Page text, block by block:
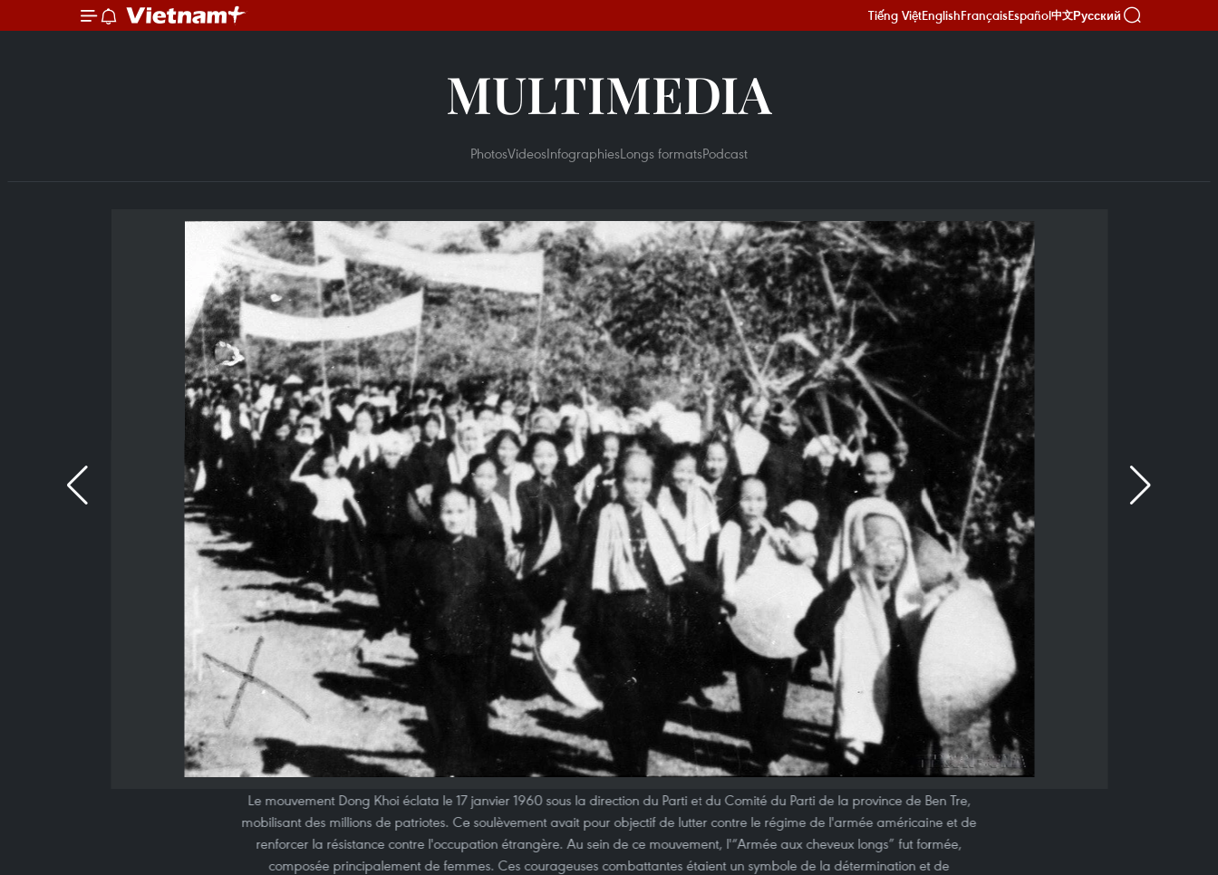
Tiếng ViệtEnglishFrançaisEspañol中文Русский
MULTIMEDIA
PhotosVideosInfographiesLongs formatsPodcast
Le mouvement Dong Khoi éclata le 17 janvier 1960 sous la direction du Parti et du Comité du Parti de la province de Ben Tre,
mobilisant des millions de patriotes. Ce soulèvement avait pour objectif de lutter contre le régime de l'armée américaine et de
renforcer la résistance contre l'occupation étrangère. Au sein de ce mouvement, l'“Armée aux cheveux longs” fut formée,
composée principalement de femmes. Ces courageuses combattantes étaient un symbole de la détermination et de